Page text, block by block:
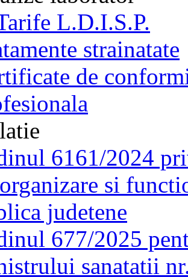
L.D.I.S.P.
strainatate
de
6161/2024
si
judetene
677/2025
sanatatii